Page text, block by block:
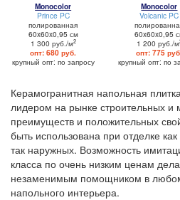
Monocolor
Prince PC
полированная
60x60x0,95 см
1 300 руб./м2
опт: 680 руб.
крупный опт: по запросу
Monocolor
Volcanic PC
60x60x0,95
1 200 руб./м
опт: 775
крупный опт: по
Керамогранитная напольная
лидером на рынке строительных и
преимуществ и положительных
быть использована при отделке
так наружных. Возможность
класса по очень низким ценам
незаменимым помощником в
напольного интерьера.